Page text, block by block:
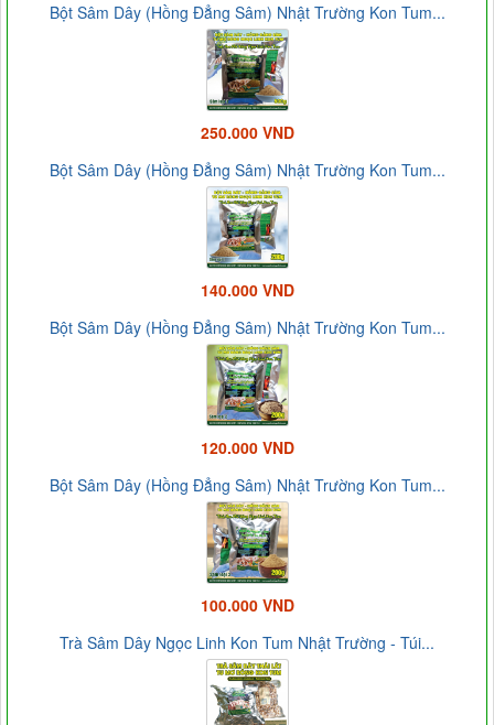
Bột Sâm Dây (Hồng Đẳng Sâm) Nhật Trường Kon Tum...
250.000 VND
Bột Sâm Dây (Hồng Đẳng Sâm) Nhật Trường Kon Tum...
140.000 VND
Bột Sâm Dây (Hồng Đẳng Sâm) Nhật Trường Kon Tum...
120.000 VND
Bột Sâm Dây (Hồng Đẳng Sâm) Nhật Trường Kon Tum...
100.000 VND
Trà Sâm Dây Ngọc Linh Kon Tum Nhật Trường - Túi...